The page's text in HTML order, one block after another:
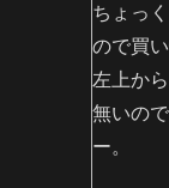
ちょっ
ので買い
左上か
無いの
ー。